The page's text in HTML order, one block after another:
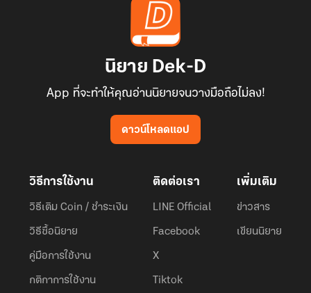
นิยาย Dek-D
App ที่จะทำให้คุณอ่านนิยายจนวางมือถือไม่ลง!
ดาวน์โหลดแอป
วิธีการใช้งาน
วิธีเติม Coin / ชำระเงิน
วิธีซื้อนิยาย
คู่มือการใช้งาน
กติกาการใช้งาน
ติดต่อเรา
LINE Official
Facebook
X
Tiktok
เพิ่มเติม
ข่าวสาร
เขียนนิยาย